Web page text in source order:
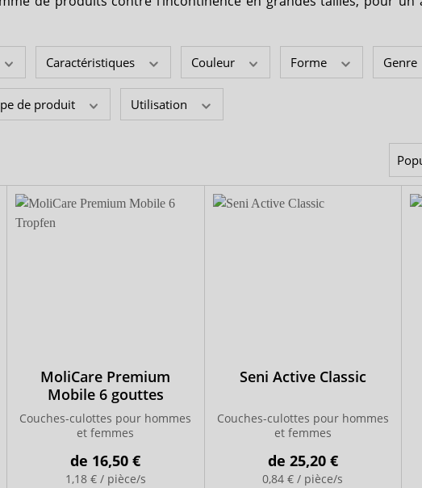
seguna
Caractéristiques Couleur Forme Genre
de produit Utilisation
MoliCare Premium
Mobile 6 gouttes
Couches-culottes pour hommes
et femmes
de 16,50 €
1,18 € / pièce/s
Seni Active Classic
Couches-culottes pour hommes
et femmes
de 25,20 €
0,84 € / pièce/s